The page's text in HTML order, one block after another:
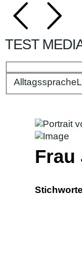
TEST
Bitte wählen
Alltagssprache
Frau
Stichworte